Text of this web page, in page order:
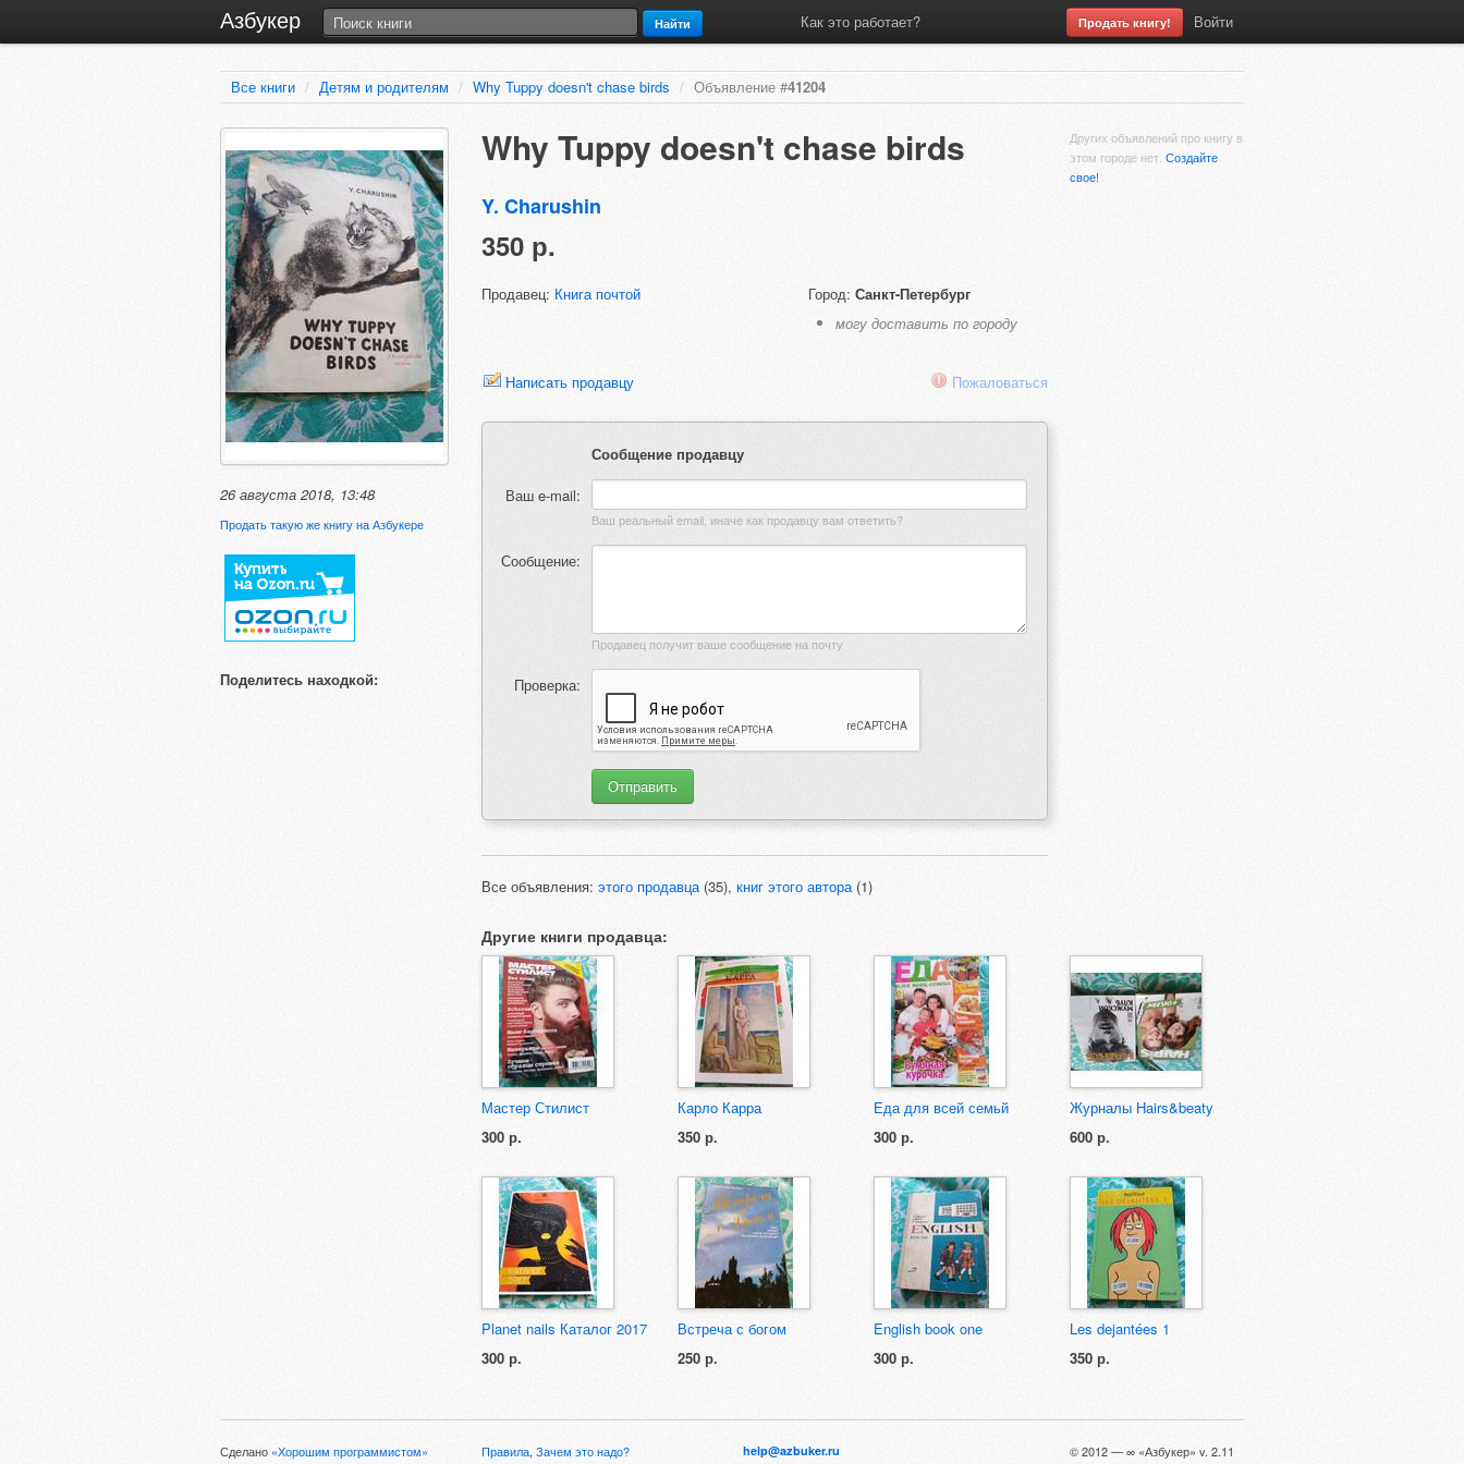
Азбукер Найти Как это работает? Продать книгу! Войти
Все книги / Детям и родителям / Why Tuppy doesn't chase birds / Объявление #41204
26 августа 2018, 13:48
Продать такую же книгу на Азбукере
Поделитесь находкой:
Why Tuppy doesn't chase birds
Y. Charushin
350 р.
Продавец: Книга почтой Город: Санкт-Петербург
могу доставить по городу
Написать продавцу Пожаловаться
Сообщение продавцу
Ваш e-mail:
Ваш реальный email, иначе как продавцу вам ответить?
Сообщение:
Продавец получит ваше сообщение на почту
Проверка:
Все объявления: этого продавца(35), книг этого автора(1)
Других объявлений про книгу в
этом городе нет. Создайте
свое!
Другие книги продавца:
Мастер Стилист
300 р.
Карло Карра
350 р.
Еда для всей семьй
300 р.
Журналы Hairs&beaty
600 р.
Planet nails Каталог 2017
300 р.
Встреча с богом
250 р.
English book one
300 р.
Les dejantées 1
350 р.
Сделано «Хорошим программистом» Правила, Зачем это надо? help@azbuker.ru
© 2012 — ∞ «Азбукер» v. 2.11